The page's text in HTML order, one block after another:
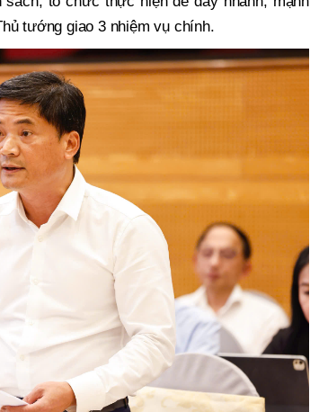
tướng giao 3 nhiệm vụ chính.